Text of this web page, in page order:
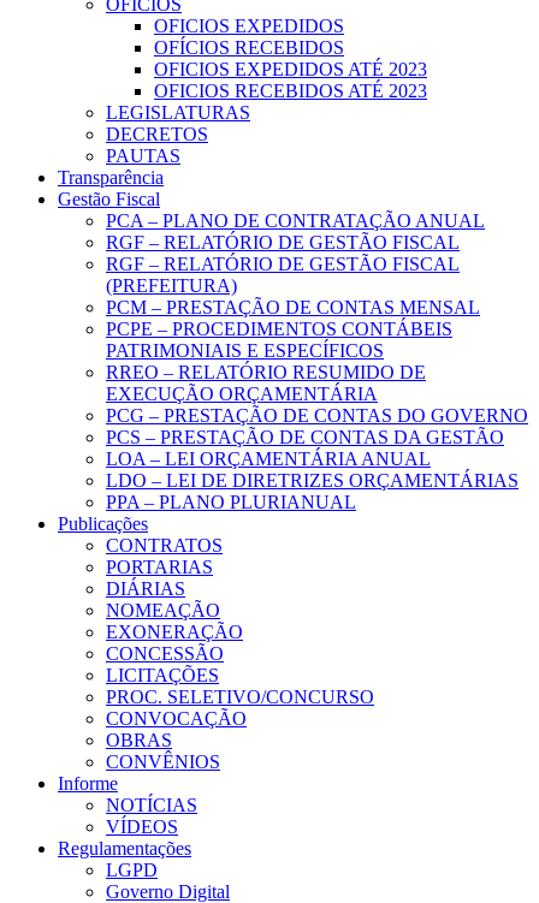
OFICIOS
OFICIOS EXPEDIDOS
OFÍCIOS RECEBIDOS
OFICIOS EXPEDIDOS ATÉ 2023
OFICIOS RECEBIDOS ATÉ 2023
LEGISLATURAS
DECRETOS
PAUTAS
Transparência
Gestão Fiscal
PCA – PLANO DE CONTRATAÇÃO ANUAL
RGF – RELATÓRIO DE GESTÃO FISCAL
RGF – RELATÓRIO DE GESTÃO FISCAL
(PREFEITURA)
PCM – PRESTAÇÃO DE CONTAS MENSAL
PCPE – PROCEDIMENTOS CONTÁBEIS
PATRIMONIAIS E ESPECÍFICOS
RREO – RELATÓRIO RESUMIDO DE
EXECUÇÃO ORÇAMENTÁRIA
PCG – PRESTAÇÃO DE CONTAS DO GOVERNO
PCS – PRESTAÇÃO DE CONTAS DA GESTÃO
LOA – LEI ORÇAMENTÁRIA ANUAL
LDO – LEI DE DIRETRIZES ORÇAMENTÁRIAS
PPA – PLANO PLURIANUAL
Publicações
CONTRATOS
PORTARIAS
DIÁRIAS
NOMEAÇÃO
EXONERAÇÃO
CONCESSÃO
LICITAÇÕES
PROC. SELETIVO/CONCURSO
CONVOCAÇÃO
OBRAS
CONVÊNIOS
Informe
NOTÍCIAS
VÍDEOS
Regulamentações
LGPD
Governo Digital